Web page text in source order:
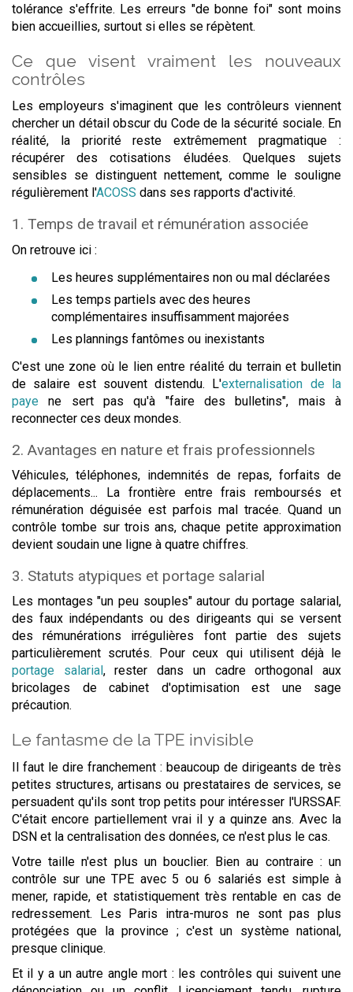
tolérance s'effrite. Les erreurs "de bonne foi" sont moins
bien accueillies, surtout si elles se répètent.
Ce que visent vraiment les nouveaux
contrôles
Les employeurs s'imaginent que les contrôleurs viennent
chercher un détail obscur du Code de la sécurité sociale. En
réalité, la priorité reste extrêmement pragmatique :
récupérer des cotisations éludées. Quelques sujets
sensibles se distinguent nettement, comme le souligne
régulièrement l'ACOSS dans ses rapports d'activité.
1. Temps de travail et rémunération associée
On retrouve ici :
Les heures supplémentaires non ou mal déclarées
Les temps partiels avec des heures
complémentaires insuffisamment majorées
Les plannings fantômes ou inexistants
C'est une zone où le lien entre réalité du terrain et bulletin
de salaire est souvent distendu. L'externalisation de la
paye ne sert pas qu'à "faire des bulletins", mais à
reconnecter ces deux mondes.
2. Avantages en nature et frais professionnels
Véhicules, téléphones, indemnités de repas, forfaits de
déplacements... La frontière entre frais remboursés et
rémunération déguisée est parfois mal tracée. Quand un
contrôle tombe sur trois ans, chaque petite approximation
devient soudain une ligne à quatre chiffres.
3. Statuts atypiques et portage salarial
Les montages "un peu souples" autour du portage salarial,
des faux indépendants ou des dirigeants qui se versent
des rémunérations irrégulières font partie des sujets
particulièrement scrutés. Pour ceux qui utilisent déjà le
portage salarial , rester dans un cadre orthogonal aux
bricolages de cabinet d'optimisation est une sage
précaution.
Le fantasme de la TPE invisible
Il faut le dire franchement : beaucoup de dirigeants de très
petites structures, artisans ou prestataires de services, se
persuadent qu'ils sont trop petits pour intéresser l'URSSAF.
C'était encore partiellement vrai il y a quinze ans. Avec la
DSN et la centralisation des données, ce n'est plus le cas.
Votre taille n'est plus un bouclier. Bien au contraire : un
contrôle sur une TPE avec 5 ou 6 salariés est simple à
mener, rapide, et statistiquement très rentable en cas de
redressement. Les Paris intra-muros ne sont pas plus
protégées que la province ; c'est un système national,
presque clinique.
Et il y a un autre angle mort : les contrôles qui suivent une